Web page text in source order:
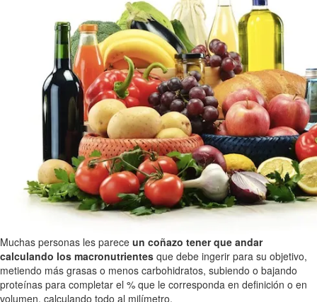
Muchas personas les parece un coñazo tener que andar
calculando los macronutrientes que debe ingerir para su objetivo,
metiendo más grasas o menos carbohidratos, subiendo o bajando
proteínas para completar el % que le corresponda en definición o en
volumen, calculando todo al milímetro.